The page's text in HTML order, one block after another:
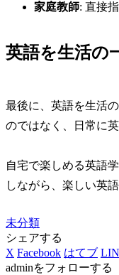
家庭教師: 直接
英語を生活の
最後に、英語を生活
のではなく、日常に
自宅で楽しめる英語
しながら、楽しい英
未分類
シェアする
X Facebook はてブ
adminをフォローする